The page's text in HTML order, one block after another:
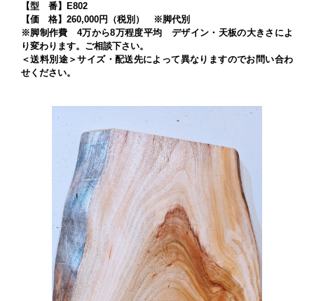
【型 番】E802
【価 格】260,000円（税別） ※脚代別
※脚制作費 4万から8万程度平均 デザイン・天板の大きさによ
り変わります。ご相談下さい。
＜送料別途＞サイズ・配送先によって異なりますのでお問い合わ
せください。